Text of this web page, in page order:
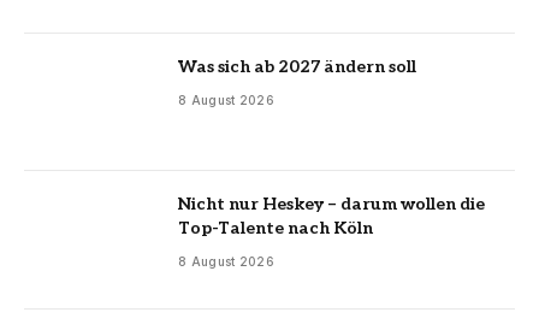
Was sich ab 2027 ändern soll
8 August 2026
Nicht nur Heskey – darum wollen die
Top-Talente nach Köln
8 August 2026